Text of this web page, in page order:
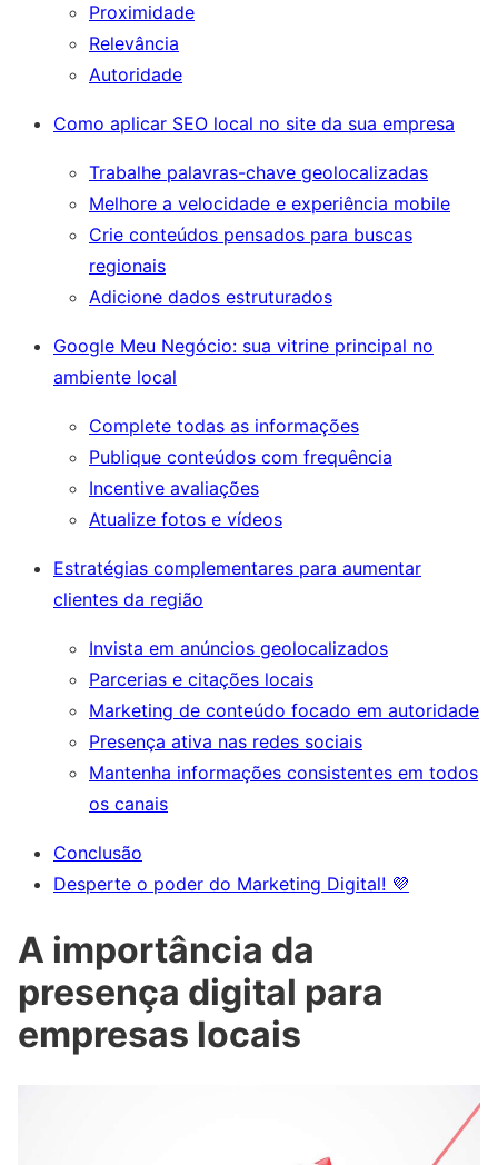
Proximidade
Relevância
Autoridade
Como aplicar SEO local no site da sua empresa
Trabalhe palavras-chave geolocalizadas
Melhore a velocidade e experiência mobile
Crie conteúdos pensados para buscas
regionais
Adicione dados estruturados
Google Meu Negócio: sua vitrine principal no
ambiente local
Complete todas as informações
Publique conteúdos com frequência
Incentive avaliações
Atualize fotos e vídeos
Estratégias complementares para aumentar
clientes da região
Invista em anúncios geolocalizados
Parcerias e citações locais
Marketing de conteúdo focado em autoridade
Presença ativa nas redes sociais
Mantenha informações consistentes em todos
os canais
Conclusão
Desperte o poder do Marketing Digital! 💜
A importância da
presença digital para
empresas locais